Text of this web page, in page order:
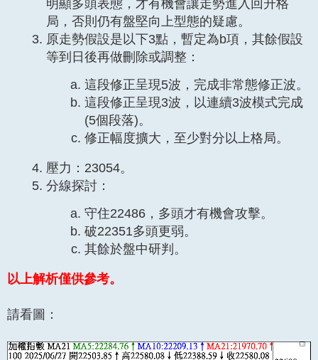
明顯多頭表態，才有機會讓走勢進入回升格
局，否則仍有盤堅向上型態的疑慮。
原走勢假設是以下3點，暫定為b項，其餘假設
等到日後再做刪除或調整：
這段修正呈現5波，完成非常態修正波。
這段修正呈現3波，以連續3波模式完成
(5個段落)。
修正幅度擴大，至少對分以上格局。
壓力：23054。
分線探討：
守住22486，多頭才有機會攻擊。
破22351多頭更弱。
其餘於盤中研判。
以上解析僅供參考。
請看圖：